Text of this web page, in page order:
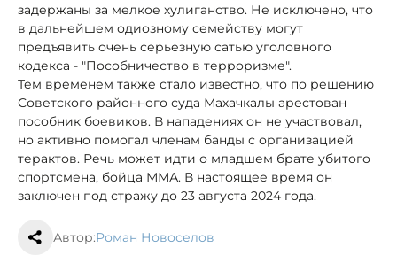
задержаны за мелкое хулиганство. Не исключено, что
в дальнейшем одиозному семейству могут
предъявить очень серьезную сатью уголовного
кодекса - "Пособничество в терроризме".
Тем временем также стало известно, что по решению
Советского районного суда Махачкалы арестован
пособник боевиков. В нападениях он не участвовал,
но активно помогал членам банды с организацией
терактов. Речь может идти о младшем брате убитого
спортсмена, бойца ММА. В настоящее время он
заключен под стражу до 23 августа 2024 года.
Автор:Роман Новоселов